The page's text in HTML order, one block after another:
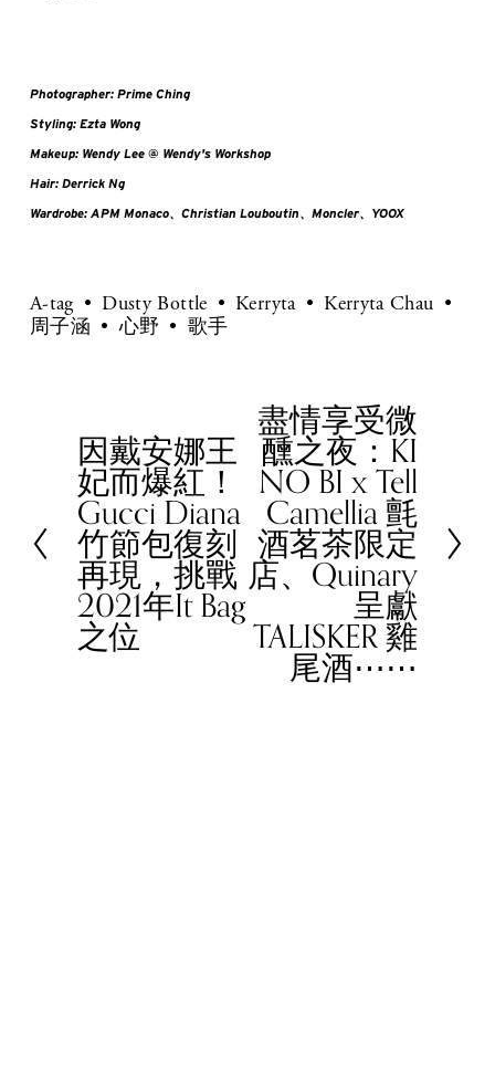
Photographer: Prime Ching
Styling: Ezta Wong
Makeup: Wendy Lee @ Wendy's Workshop
Hair: Derrick Ng
Wardrobe: APM Monaco、Christian Louboutin、Moncler、YOOX
A-tag Dusty Bottle Kerryta
Kerryta Chau
周子涵
心野 歌手
P
r
e
v
i
o
u
因戴安娜王
妃而爆紅！
Gucci Diana
竹節包復刻
再現，挑戰
2021年It Bag
之位
N盡情享受微
醺之夜：KI
NO BI x Tell
Camellia 氈
酒茗茶限定
店、Quinary
呈獻
TALISKER 雞
尾酒⋯⋯